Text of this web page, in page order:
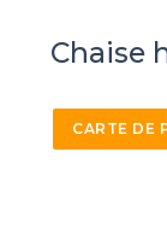
Chaise
CARTE DE